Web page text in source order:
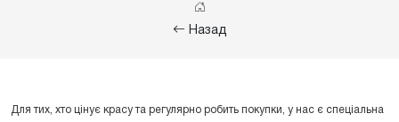
Назад
Для тих, хто цінує красу та регулярно робить покупки, у нас є спеціальна